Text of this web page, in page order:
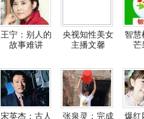
王宁：别人的
故事难讲
央视知性美女
主播文馨
智慧
芒
宋英杰：古人
张泉灵：完成
爆红